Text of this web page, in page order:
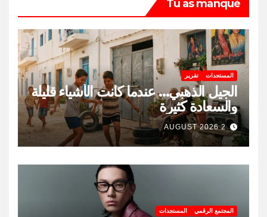
Tu as manqué
المستجدات تقرير
الجيل الذهبي… عندما كانت الأشياء قليلة
والسعادة كثيرة
2 AUGUST 2026
المجتمع الرقمي المستجدات